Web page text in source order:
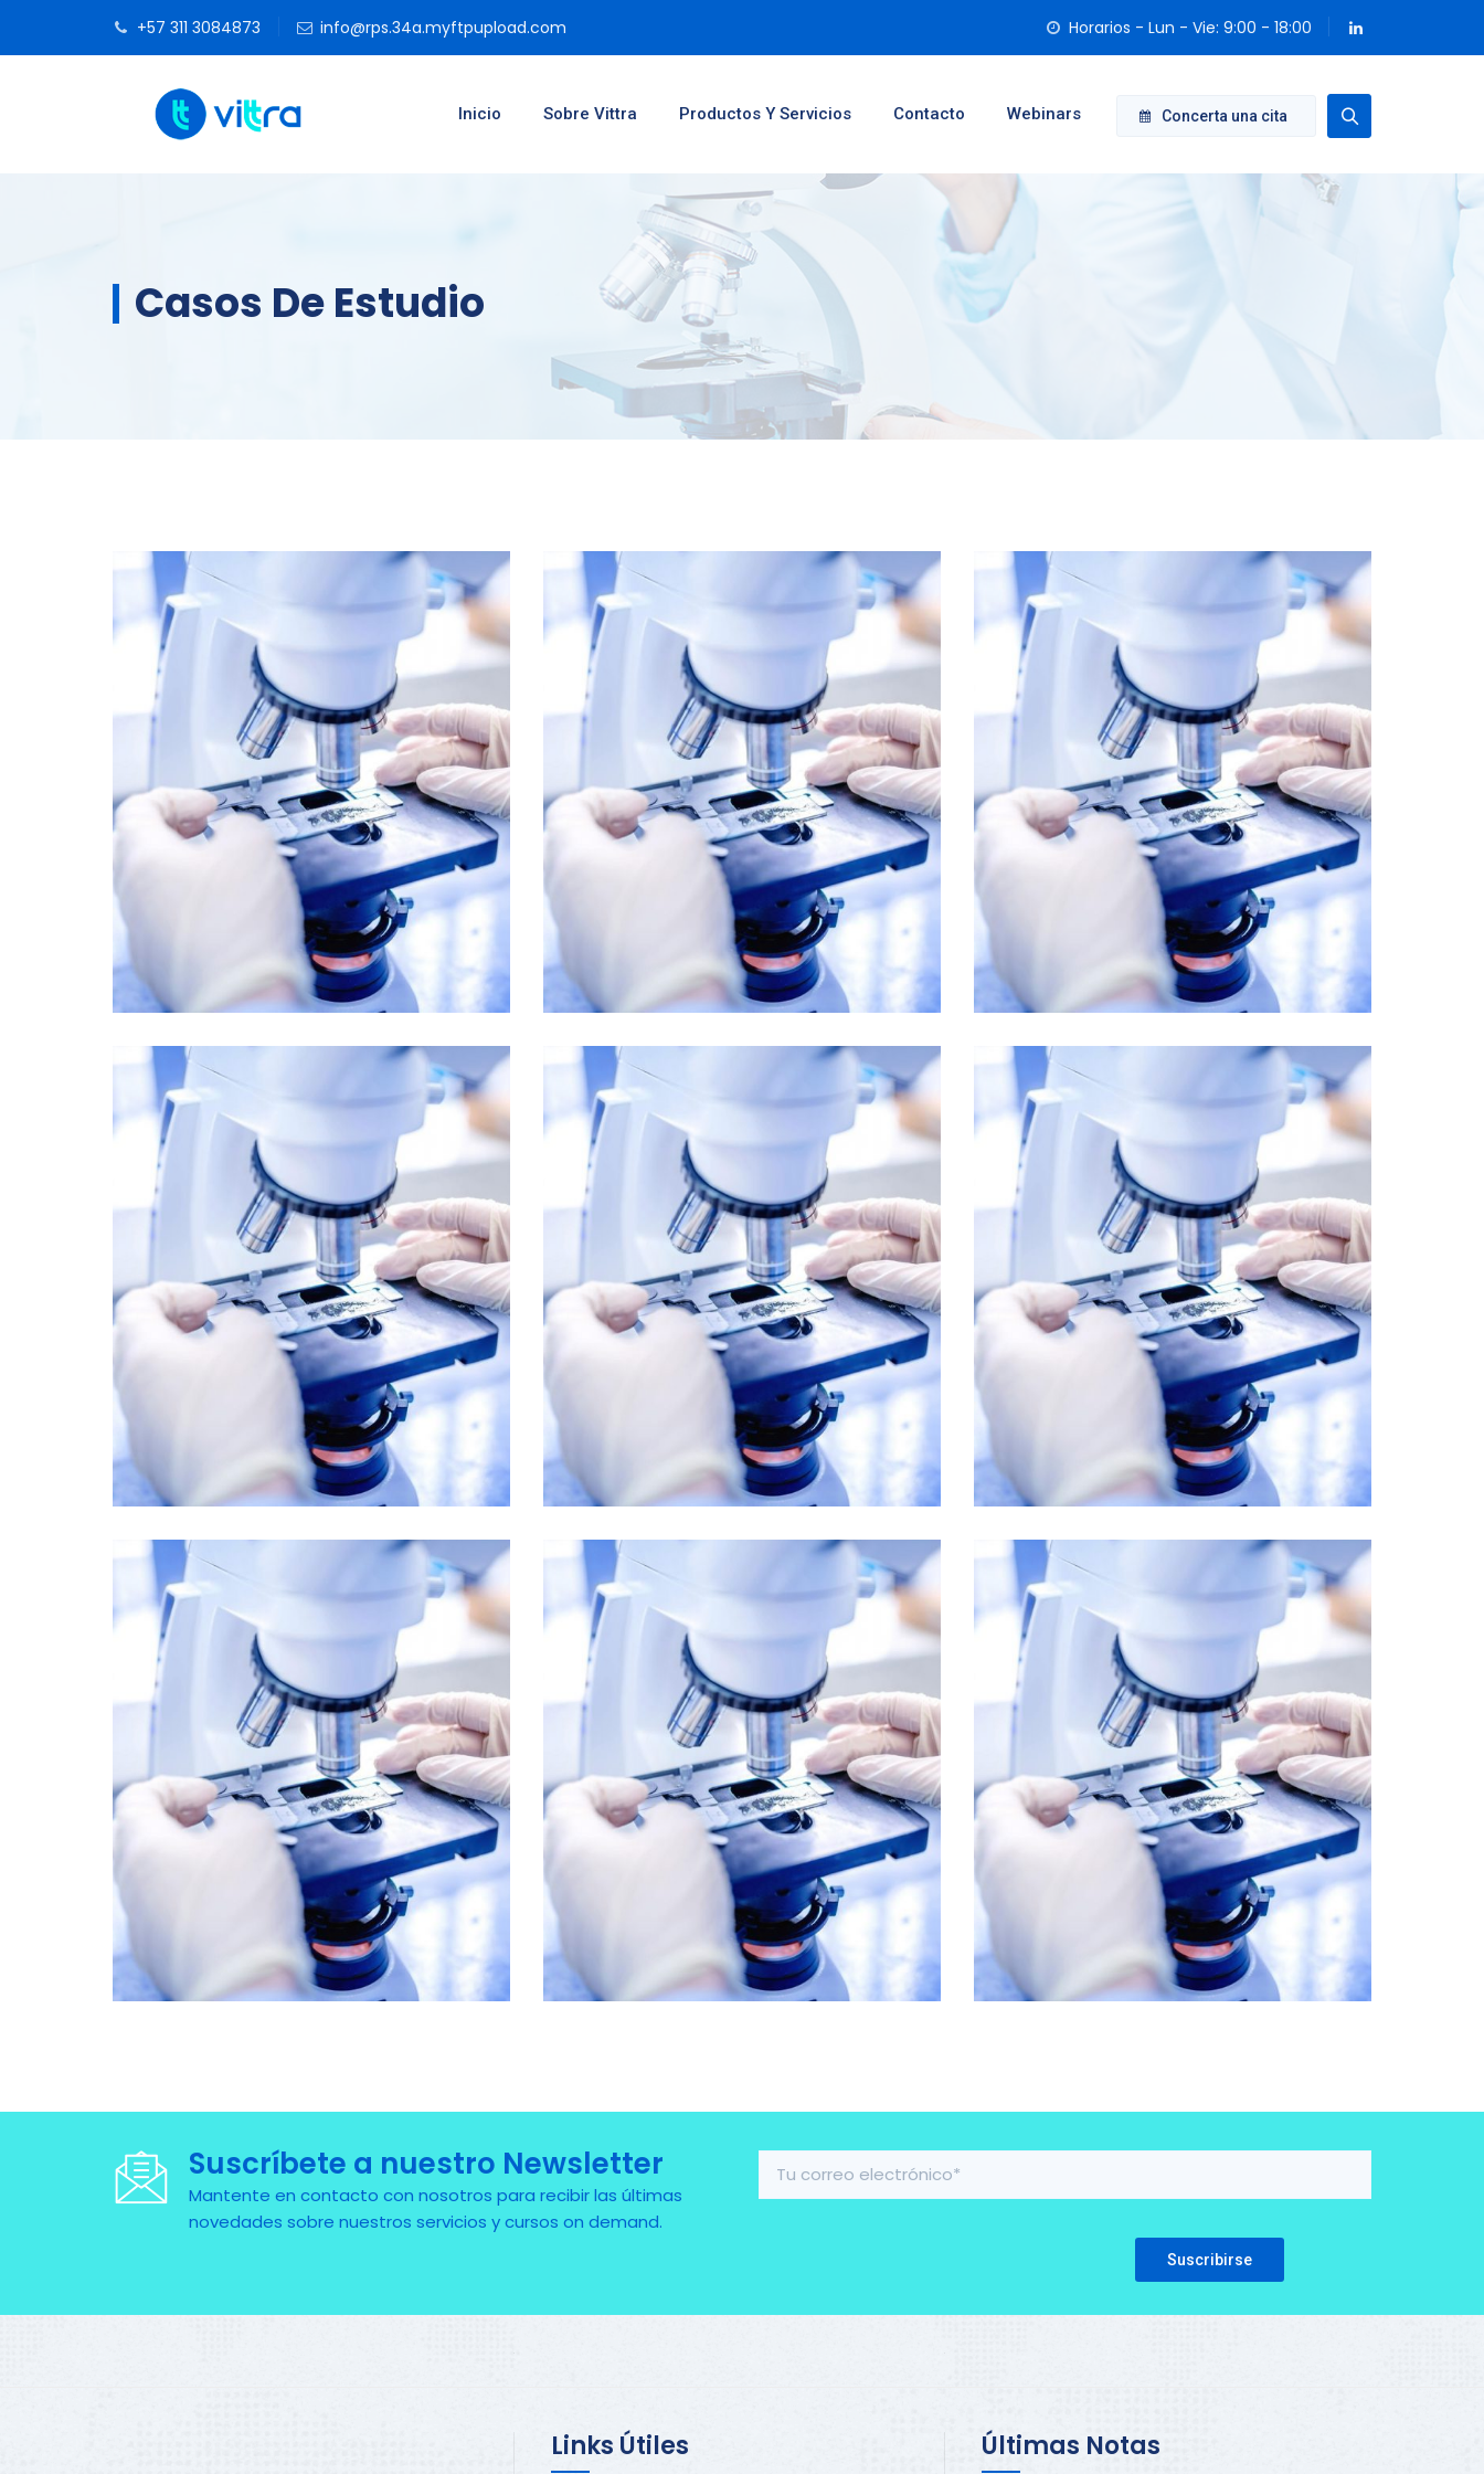
+57 311 3084873 info@rps.34a.myftpupload.com Horarios - Lun - Vie: 9:00 - 18:00
Concerta una cita
Inicio Sobre Vittra Productos Y Servicios Contacto Webinars
Casos De Estudio
Horticultural Research Soil Chemistry and Fertility Cell and Molecular Biology
Personnel Competence Emerging Investigators Blood Bank & Chemistry
Farmers Market Coalition Colorectal Cancer Innovating to End Malaria
Suscríbete a nuestro Newsletter
Mantente en contacto con nosotros para recibir las últimas
novedades sobre nuestros servicios y cursos on demand.
Please leave this field empty.
Links Útiles Últimas Notas